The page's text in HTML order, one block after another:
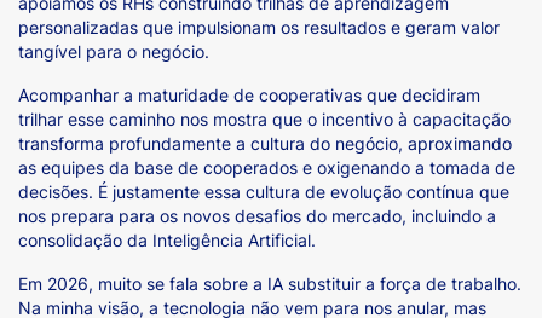
personalizadas que impulsionam os resultados e geram valor
tangível para o negócio.
Acompanhar a maturidade de cooperativas que decidiram
trilhar esse caminho nos mostra que o incentivo à capacitação
transforma profundamente a cultura do negócio, aproximando
as equipes da base de cooperados e oxigenando a tomada de
decisões. É justamente essa cultura de evolução contínua que
nos prepara para os novos desafios do mercado, incluindo a
consolidação da Inteligência Artificial.
Em 2026, muito se fala sobre a IA substituir a força de trabalho.
Na minha visão, a tecnologia não vem para nos anular, mas